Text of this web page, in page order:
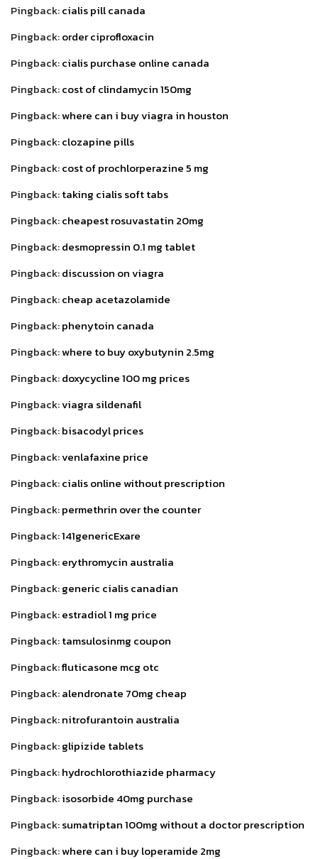
Pingback:cialis pill canada
Pingback:order ciprofloxacin
Pingback:cialis purchase online canada
Pingback:cost of clindamycin 150mg
Pingback:where can i buy viagra in houston
Pingback:clozapine pills
Pingback:cost of prochlorperazine 5 mg
Pingback:taking cialis soft tabs
Pingback:cheapest rosuvastatin 20mg
Pingback:desmopressin 0.1 mg tablet
Pingback:discussion on viagra
Pingback:cheap acetazolamide
Pingback:phenytoin canada
Pingback:where to buy oxybutynin 2.5mg
Pingback:doxycycline 100 mg prices
Pingback:viagra sildenafil
Pingback:bisacodyl prices
Pingback:venlafaxine price
Pingback:cialis online without prescription
Pingback:permethrin over the counter
Pingback:141genericExare
Pingback:erythromycin australia
Pingback:generic cialis canadian
Pingback:estradiol 1 mg price
Pingback:tamsulosinmg coupon
Pingback:fluticasone mcg otc
Pingback:alendronate 70mg cheap
Pingback:nitrofurantoin australia
Pingback:glipizide tablets
Pingback:hydrochlorothiazide pharmacy
Pingback:isosorbide 40mg purchase
Pingback:sumatriptan 100mg without a doctor prescription
Pingback:where can i buy loperamide 2mg